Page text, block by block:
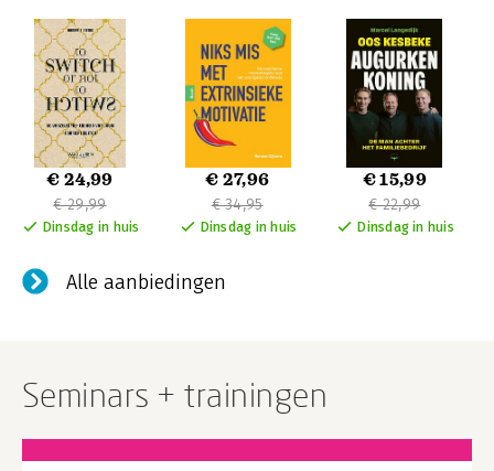
€ 24,99
€ 29,99
Dinsdag in huis
€ 27,96
€ 34,95
Dinsdag in huis
€ 15,99
€ 22,99
Dinsdag in huis
Alle aanbiedingen
Seminars + trainingen